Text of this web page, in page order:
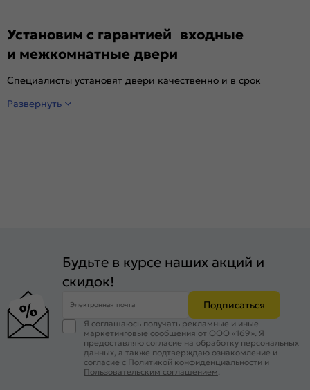
Установим с гарантией входные
и межкомнатные двери
Специалисты установят двери качественно и в срок
Развернуть
Будьте в курсе наших акций и
скидок!
Электронная почта Подписаться
Я соглашаюсь получать рекламные и иные
маркетинговые сообщения от ООО «169». Я
предоставляю согласие на обработку персональных
данных, а также подтверждаю ознакомление и
согласие с Политикой конфиденциальности и
Пользовательским соглашением